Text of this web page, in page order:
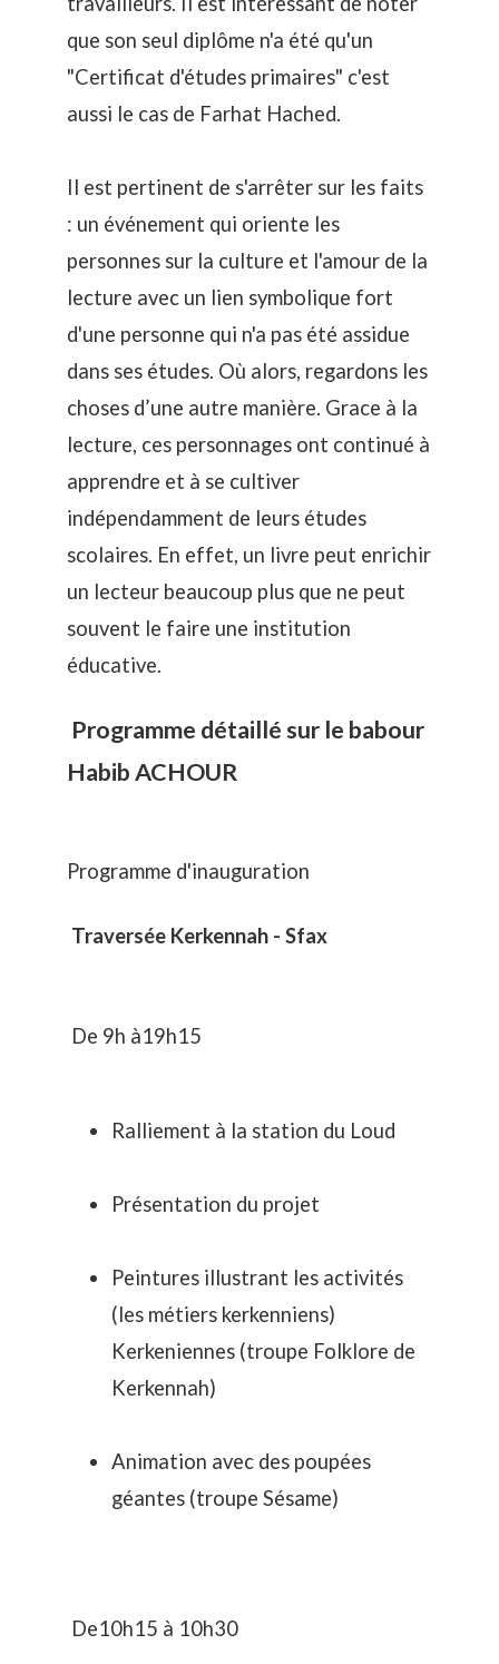
que son seul diplôme n'a été qu'un
"Certificat d'études primaires" c'est
aussi le cas de Farhat Hached.
Il est pertinent de s'arrêter sur les faits
: un événement qui oriente les
personnes sur la culture et l'amour de la
lecture avec un lien symbolique fort
d'une personne qui n'a pas été assidue
dans ses études. Où alors, regardons les
choses d’une autre manière. Grace à la
lecture, ces personnages ont continué à
apprendre et à se cultiver
indépendamment de leurs études
scolaires. En effet, un livre peut enrichir
un lecteur beaucoup plus que ne peut
souvent le faire une institution
éducative.
Programme détaillé sur le babour
Habib ACHOUR
Programme d'inauguration
Traversée Kerkennah - Sfax
De 9h à19h15
Ralliement à la station du Loud
Présentation du projet
Peintures illustrant les activités
(les métiers kerkenniens)
Kerkeniennes (troupe Folklore de
Kerkennah)
Animation avec des poupées
géantes (troupe Sésame)
De10h15 à 10h30